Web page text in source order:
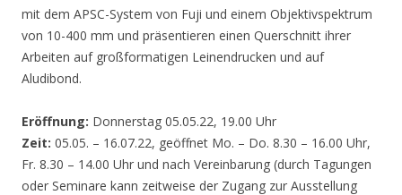
mit dem APSC-System von Fuji und einem Objektivspektrum
von 10-400 mm und präsentieren einen Querschnitt ihrer
Arbeiten auf großformatigen Leinendrucken und auf
Aludibond.
Eröffnung: Donnerstag 05.05.22, 19.00 Uhr
Zeit: 05.05. – 16.07.22, geöffnet Mo. – Do. 8.30 – 16.00 Uhr,
Fr. 8.30 – 14.00 Uhr und nach Vereinbarung (durch Tagungen
oder Seminare kann zeitweise der Zugang zur Ausstellung